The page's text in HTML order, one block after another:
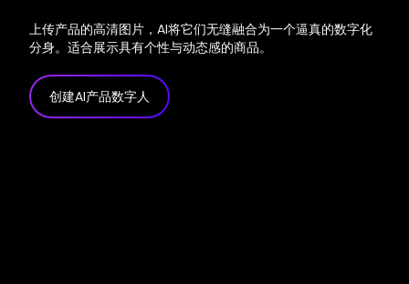
上传产品的高清图片，AI将它们无缝融合为一个逼真的数字化
分身。适合展示具有个性与动态感的商品。
创建AI产品数字人